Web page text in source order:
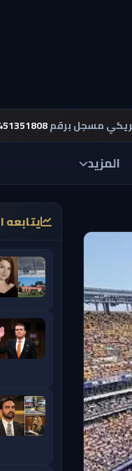
مسجل برقم
المزيد
يتابعه